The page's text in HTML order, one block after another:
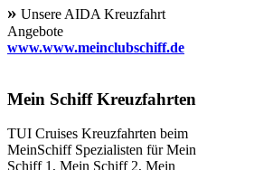
» Unsere AIDA Kreuzfahrt
Angebote
www.www.meinclubschiff.de
Mein Schiff Kreuzfahrten
TUI Cruises Kreuzfahrten beim
MeinSchiff Spezialisten für Mein
Schiff 1, Mein Schiff 2, Mein